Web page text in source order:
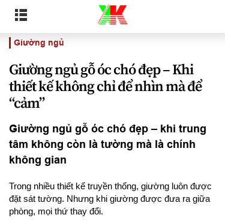
Giường ngủ
Giường ngủ gỗ óc chó đẹp – Khi
thiết kế không chỉ để nhìn mà để
“cảm”
Giường ngủ gỗ óc chó đẹp – khi trung
tâm không còn là tường mà là chính
không gian
Trong nhiều thiết kế truyền thống, giường luôn được
đặt sát tường. Nhưng khi giường được đưa ra giữa
phòng, mọi thứ thay đổi.